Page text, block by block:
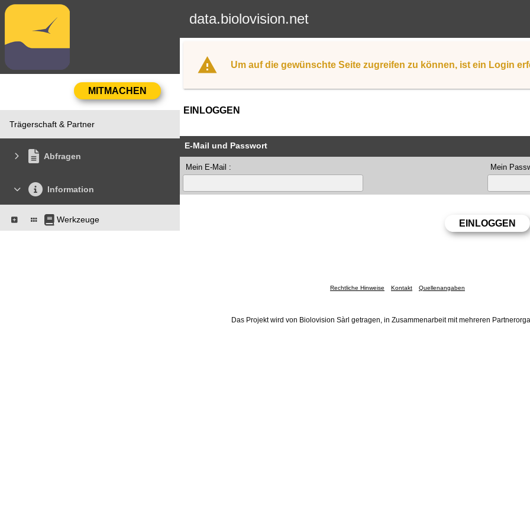
data.biolovision.net
Trägerschaft & Partner
Abfragen
Information
Werkzeuge
Um auf die gewünschte Seite zugreifen zu können, ist ein Login
EINLOGGEN
E-Mail und Passwort
Mein E-Mail : Mein
Rechtliche Hinweise Kontakt Quellenangaben
Das Projekt wird von Biolovision Sàrl getragen, in Zusammenarbeit mit mehreren